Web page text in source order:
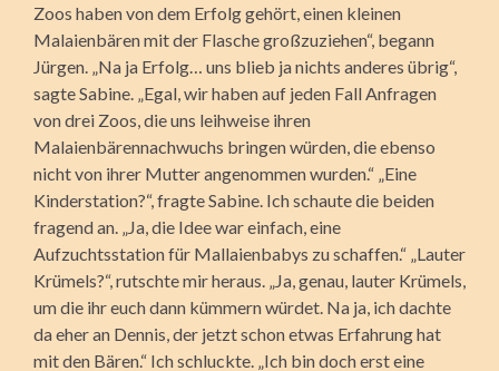
Zoos haben von dem Erfolg gehört, einen kleinen
Malaienbären mit der Flasche großzuziehen“, begann
Jürgen. „Na ja Erfolg… uns blieb ja nichts anderes übrig“,
sagte Sabine. „Egal, wir haben auf jeden Fall Anfragen
von drei Zoos, die uns leihweise ihren
Malaienbärennachwuchs bringen würden, die ebenso
nicht von ihrer Mutter angenommen wurden.“ „Eine
Kinderstation?“, fragte Sabine. Ich schaute die beiden
fragend an. „Ja, die Idee war einfach, eine
Aufzuchtsstation für Mallaienbabys zu schaffen.“ „Lauter
Krümels?“, rutschte mir heraus. „Ja, genau, lauter Krümels,
um die ihr euch dann kümmern würdet. Na ja, ich dachte
da eher an Dennis, der jetzt schon etwas Erfahrung hat
mit den Bären.“ Ich schluckte. „Ich bin doch erst eine